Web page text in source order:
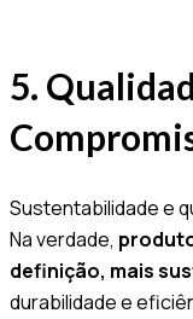
5.
Sustentabilidade e
Na verdade,
definição, mais
durabilidade e